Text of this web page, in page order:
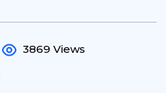
3869 Views